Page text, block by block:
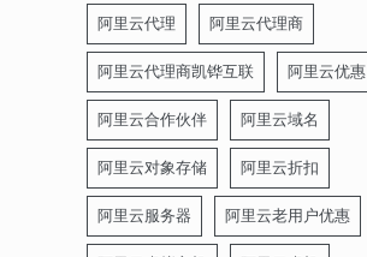
阿里云代理 阿里云代理商
阿里云代理商凯铧互联 阿里云优惠
阿里云合作伙伴 阿里云域名
阿里云对象存储 阿里云折扣
阿里云服务器 阿里云老用户优惠